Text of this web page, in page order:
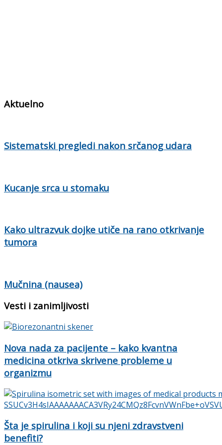
Aktuelno
Sistematski pregledi nakon srčanog udara
Kucanje srca u stomaku
Kako ultrazvuk dojke utiče na rano otkrivanje
tumora
Mučnina (nausea)
Vesti i zanimljivosti
Nova nada za pacijente – kako kvantna
medicina otkriva skrivene probleme u
organizmu
Šta je spirulina i koji su njeni zdravstveni
benefiti?